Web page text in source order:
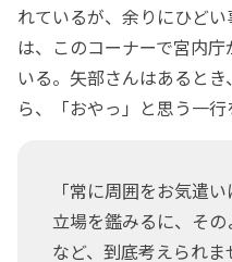
れているが、余りにひど
は、このコーナーで宮内
いる。矢部さんはあると
ら、「おやっ」と思う一行
「常に周囲をお気遣
立場を鑑みるに、そ
など、到底考えられま